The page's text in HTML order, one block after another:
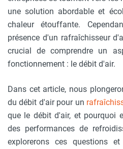
une solution abordable et
chaleur étouffante.
présence d'un rafraîchisseur
crucial de comprendre un
fonctionnement : le débit d'air.
Dans cet article, nous
du débit d'air pour un
que le débit d'air, et pourquoi
des performances de
explorerons ces questions